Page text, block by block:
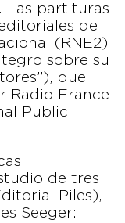
Las partituras
de
(RNE2)
sobre su
que
Radio France
Public
de tres
Piles),
Seeger: